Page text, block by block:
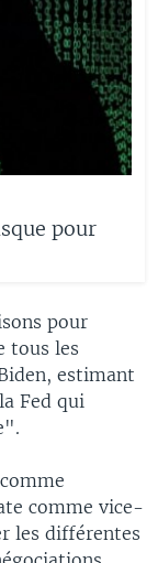
pour
pour
tous les
estimant
Fed qui
comme vice-
les différentes